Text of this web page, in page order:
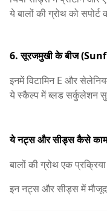
ये बालों की ग्रोथ को
6. सूरजमुखी के बीज
इनमें विटामिन E और
ये स्कैल्प में ब्लड सर्कुलेशन
ये नट्स और सीड्स कैसे
बालों की ग्रोथ एक
इन नट्स और सीड्स में मौजूद